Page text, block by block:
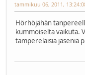
tammikuu 06, 2011,
Hörhöjähän
kummoiselta vaikuta.
tamperelaisia jäseniä